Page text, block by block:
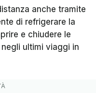
anche tramite
di refrigerare la
e chiudere le
ultimi viaggi in